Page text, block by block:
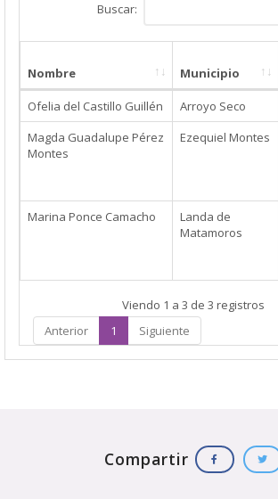
Buscar:
Nombre Municipio
Ofelia del Castillo Guillén
Arroyo Seco
Magda Guadalupe Pérez
Montes
Ezequiel Montes
Marina Ponce Camacho
Landa de
Matamoros
Viendo 1 a 3 de 3 registros
Anterior
1 Siguiente